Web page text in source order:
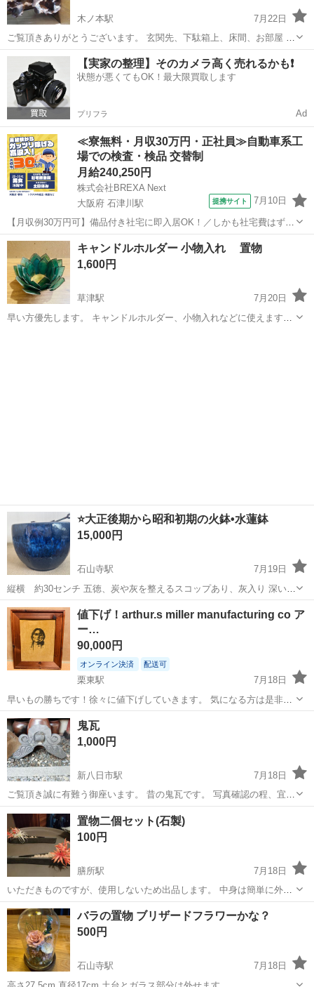
木ノ本駅
7月22日
ご覧頂きありがとうございます。 玄関先、下駄箱上、床間、お部屋 な
どに飾ったり 花瓶など載せて飾ったりに 如何でしょうか。 雰囲気も
かわります。 自然な樹木です。 世界に一つだけですね。 引き取りで
お願いいたします。
滋賀 長浜市 木ノ本駅 インテリア雑貨/小物 樹木
【実家の整理】そのカメラ高く売れるかも❗️
状態が悪くてもOK！最大限買取します
プリフラ Ad
≪寮無料・月収30万円・正社員≫自動車系工
場での検査・検品 交替制
月給240,250円
株式会社BREXA Next
大阪府 石津川駅
提携サイト 7月10日
【月収例30万円可】備品付き社宅に即入居OK！／しかも社宅費はずっ
と無料♪／トラクタ本体の製造／資格経験不問★異業種からの転職活躍
中！／赴任旅費会社負担／工場まで無料送迎あり◎《大阪府堺市》 人
気の工場のお仕事 ◇トラクタ...
大阪 堺市 石津川駅 その他
キャンドルホルダー 小物入れ 置物
1,600円
草津駅
7月20日
早い方優先します。 キャンドルホルダー、小物入れなどに使えます。
⭐️大正後期から昭和初期の火鉢•水蓮鉢
15,000円
石山寺駅
7月19日
縦横 約30センチ 五徳、炭や灰を整えるスコップあり、灰入り 深い瑠
璃色（青）の釉薬が掛かった陶器製 大きな欠けやひびは見当たらず状
態は比較的良好 ひび、欠けなし 🌺灰を出して大正後期〜昭和初期時代
の風情たっぷりの レト...
滋賀 大津市 石山寺駅
値下げ！arthur.s miller manufacturing co ア
ー…
90,000円
オンライン決済 配送可
栗東駅
7月18日
早いもの勝ちです！徐々に値下げしていきます。 気になる方は是非お
気に入り登録をお願い致します(･∀･) アート、インテリアなどにかっこ
いいかと思います。 スエードの様な素材にアメリカ先住民族のインデ
ィアンの様な人物が描...
滋賀 栗東市 栗東駅
鬼瓦
1,000円
新八日市駅
7月18日
ご覧頂き誠に有難う御座います。 昔の鬼瓦です。 写真確認の程、宜し
くお願い致します。 こちらの鬼瓦は、修復しておりません。
滋賀 東近江市 新八日市駅 インテリア雑貨/小物
置物二個セット(石製)
100円
膳所駅
7月18日
いただきものですが、使用しないため出品します。 中身は簡単に外せ
ます。
滋賀 大津市 膳所駅 インテリア雑貨/小物 置物
バラの置物 ブリザードフラワーかな？
500円
石山寺駅
7月18日